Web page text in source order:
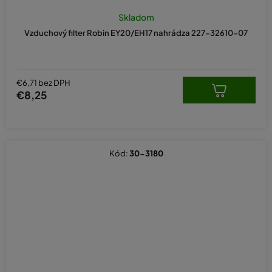
Vzduchový filter Robin EY20/EH17 nahrádza 227-32610-07
Skladom
€6,71 bez DPH
€8,25
Kód:30-3180